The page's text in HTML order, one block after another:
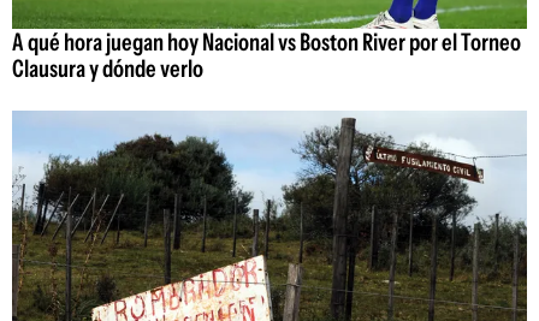
A qué hora juegan hoy Nacional vs Boston River por el Torneo
Clausura y dónde verlo